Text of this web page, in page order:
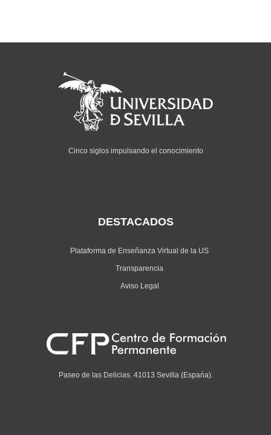
Cinco siglos impulsando el conocimiento
DESTACADOS
Plataforma de Enseñanza Virtual de la US
Transparencia
Aviso Legal
Paseo de las Delicias. 41013 Sevilla (Espańa).